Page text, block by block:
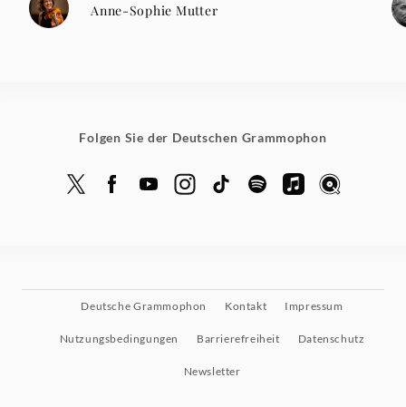
Anne-Sophie Mutter
Folgen Sie der Deutschen Grammophon
Deutsche Grammophon Kontakt Impressum
Nutzungsbedingungen Barrierefreiheit Datenschutz
Newsletter